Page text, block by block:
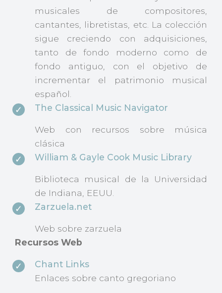
musicales de compositores,
cantantes, libretistas, etc. La colección
sigue creciendo con adquisiciones,
tanto de fondo moderno como de
fondo antiguo, con el objetivo de
incrementar el patrimonio musical
español.
The Classical Music Navigator
Web con recursos sobre música
clásica
William & Gayle Cook Music Library
Biblioteca musical de la Universidad
de Indiana, EEUU.
Zarzuela.net
Web sobre zarzuela
Recursos Web
Chant Links
Enlaces sobre canto gregoriano